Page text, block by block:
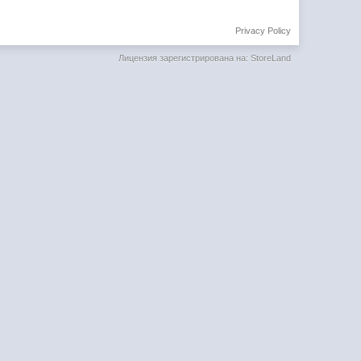
Privacy Policy
Лицензия зарегистрирована на: StoreLand